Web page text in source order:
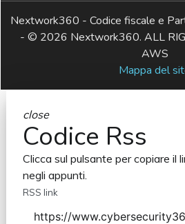
Nextwork360 - Codice fiscale e
- © 2026 Nextwork360. ALL
AWS
Mappa del
close
Codice Rss
Clicca sul pulsante per copiare il
negli appunti.
RSS link